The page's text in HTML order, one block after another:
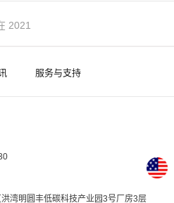
2021
服务与支持
湾明圆丰低碳科技产业园3号厂房3层